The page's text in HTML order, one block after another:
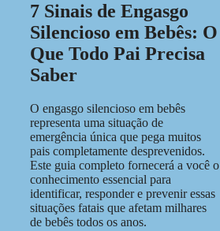
7 Sinais de Engasgo
Silencioso em Bebês: O
Que Todo Pai Precisa
Saber
O engasgo silencioso em bebês
representa uma situação de
emergência única que pega muitos
pais completamente desprevenidos.
Este guia completo fornecerá a você o
conhecimento essencial para
identificar, responder e prevenir essas
situações fatais que afetam milhares
de bebês todos os anos.